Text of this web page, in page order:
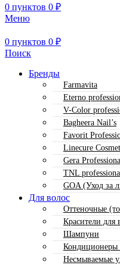
0 пунктов 0 ₽
Меню
0 пунктов 0 ₽
Поиск
Бренды
Farmavita
Eterno
V-Color
Bagheera Nail’s
Favorit
Linecure
Gera
TNL
GOA (Уход за
Для волос
Оттеночные
Красители для
Шампуни
Кондиционеры
Несмываемые